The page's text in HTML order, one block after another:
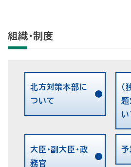
組織・制度
北方対策本部に
ついて
(
題
い
大臣・副大臣・政
務官
予